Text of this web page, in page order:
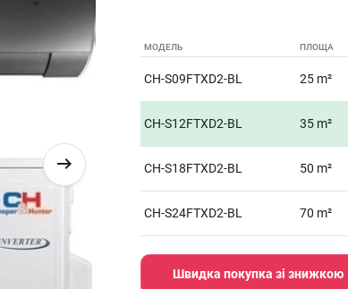
МОДЕЛЬ ПЛОЩА
CH-S09FTXD2-BL 25 m²
CH-S12FTXD2-BL 35 m²
CH-S18FTXD2-BL 50 m²
CH-S24FTXD2-BL 70 m²
Швидка покупка зі знижкою